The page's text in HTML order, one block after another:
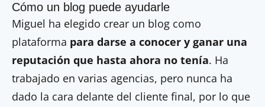
Cómo un blog puede ayudarle
Miguel ha elegido crear un blog como
plataforma para darse a conocer y ganar una
reputación que hasta ahora no tenía. Ha
trabajado en varias agencias, pero nunca ha
dado la cara delante del cliente final, por lo que